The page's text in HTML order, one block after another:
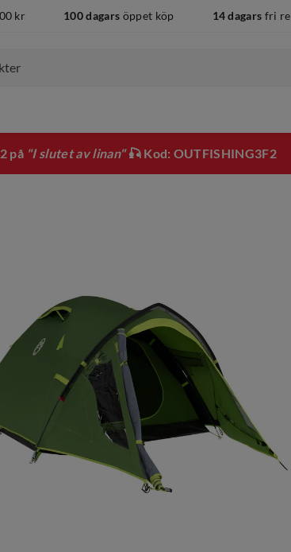
kr 100 dagars öppet köp 14 dagars fri
på "I slutet av linan"🎣 Kod: OUTFISHING3F2